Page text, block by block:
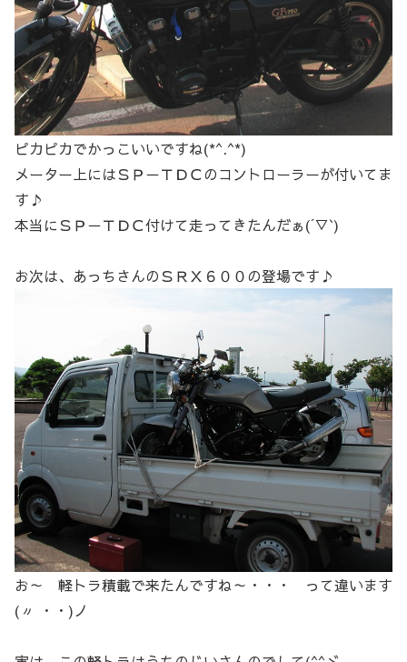
ピカピカでかっこいいですね(*^.^*)
メーター上にはＳＰ－ＴＤＣのコントローラーが付いてま
す♪
本当にＳＰ－ＴＤＣ付けて走ってきたんだぁ(´▽`)
お次は、あっちさんのＳＲＸ６００の登場です♪
お～ 軽トラ積載で来たんですね～・・・ って違います
(〃 ・・)ノ